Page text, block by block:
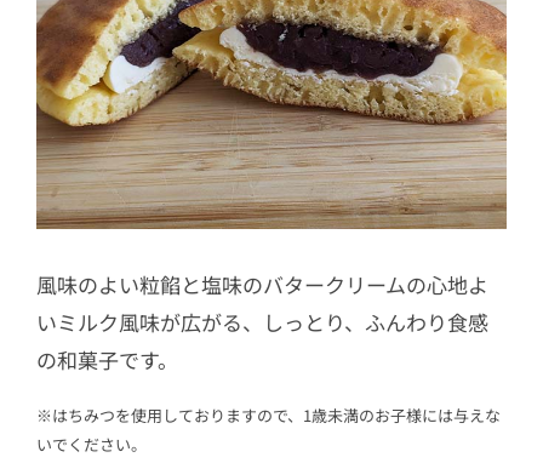
風味のよい粒餡と塩味のバタークリームの心地よ
いミルク風味が広がる、しっとり、ふんわり食感
の和菓子です。
※はちみつを使用しておりますので、1歳未満のお子様には与えな
いでください。